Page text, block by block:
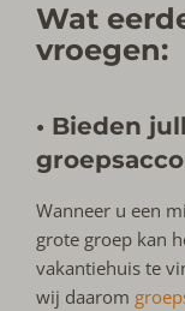
Wat
vroegen:
• Bieden
Wanneer u een
grote groep kan
vakantiehuis te
wij daarom